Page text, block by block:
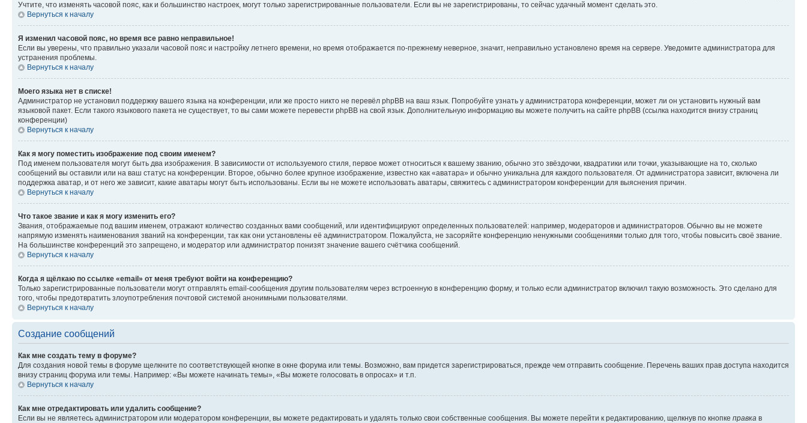
Учтите, что изменять часовой пояс, как и большинство настроек, могут только зарегистрированные пользователи. Если вы не зарегистрированы, то сейчас удачный момент сделать это.
Вернуться к началу
Я изменил часовой пояс, но время все равно неправильное!
Если вы уверены, что правильно указали часовой пояс и настройку летнего времени, но время отображается по-прежнему неверное, значит, неправильно установлено время на сервере. Уведомите администратора для
устранения проблемы.
Вернуться к началу
Моего языка нет в списке!
Администратор не установил поддержку вашего языка на конференции, или же просто никто не перевёл phpBB на ваш язык. Попробуйте узнать у администратора конференции, может ли он установить нужный вам
языковой пакет. Если такого языкового пакета не существует, то вы сами можете перевести phpBB на свой язык. Дополнительную информацию вы можете получить на сайте phpBB (ссылка находится внизу страниц
конференции)
Вернуться к началу
Как я могу поместить изображение под своим именем?
Под именем пользователя могут быть два изображения. В зависимости от используемого стиля, первое может относиться к вашему званию, обычно это звёздочки, квадратики или точки, указывающие на то, сколько
сообщений вы оставили или на ваш статус на конференции. Второе, обычно более крупное изображение, известно как «аватара» и обычно уникальна для каждого пользователя. От администратора зависит, включена ли
поддержка аватар, и от него же зависит, какие аватары могут быть использованы. Если вы не можете использовать аватары, свяжитесь с администратором конференции для выяснения причин.
Вернуться к началу
Что такое звание и как я могу изменить его?
Звания, отображаемые под вашим именем, отражают количество созданных вами сообщений, или идентифицируют определенных пользователей: например, модераторов и администраторов. Обычно вы не можете
напрямую изменять наименования званий на конференции, так как они установлены её администратором. Пожалуйста, не засоряйте конференцию ненужными сообщениями только для того, чтобы повысить своё звание.
На большинстве конференций это запрещено, и модератор или администратор понизят значение вашего счётчика сообщений.
Вернуться к началу
Когда я щёлкаю по ссылке «email» от меня требуют войти на конференцию?
Только зарегистрированные пользователи могут отправлять email-сообщения другим пользователям через встроенную в конференцию форму, и только если администратор включил такую возможность. Это сделано для
того, чтобы предотвратить злоупотребления почтовой системой анонимными пользователями.
Вернуться к началу
Создание сообщений
Как мне создать тему в форуме?
Для создания новой темы в форуме щелкните по соответствующей кнопке в окне форума или темы. Возможно, вам придется зарегистрироваться, прежде чем отправить сообщение. Перечень ваших прав доступа находится
внизу страниц форума или темы. Например: «Вы можете начинать темы», «Вы можете голосовать в опросах» и т.п.
Вернуться к началу
Как мне отредактировать или удалить сообщение?
Если вы не являетесь администратором или модератором конференции, вы можете редактировать и удалять только свои собственные сообщения. Вы можете перейти к редактированию, щелкнув по кнопке правка в